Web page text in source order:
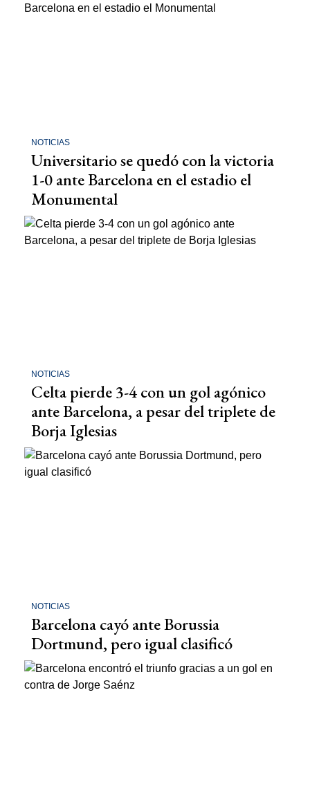
NOTICIAS
Universitario se quedó con la victoria
1-0 ante Barcelona en el estadio el
Monumental
NOTICIAS
Celta pierde 3-4 con un gol agónico
ante Barcelona, a pesar del triplete de
Borja Iglesias
NOTICIAS
Barcelona cayó ante Borussia
Dortmund, pero igual clasificó